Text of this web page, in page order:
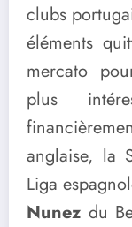
clubs
éléments
mercato
plus
anglaise, la
Liga
Nunez du